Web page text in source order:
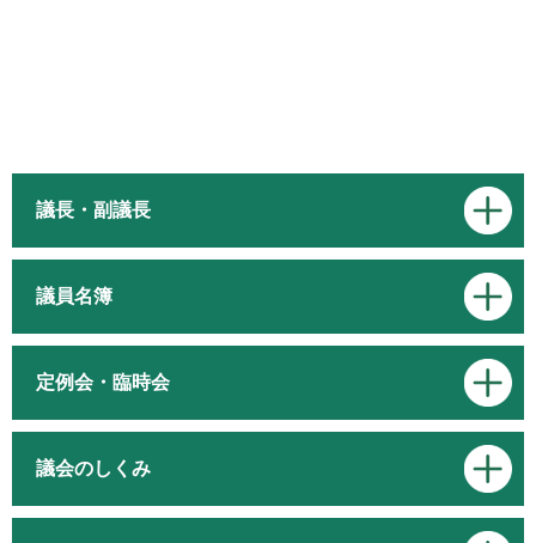
議長・副議長
議員名簿
定例会・臨時会
議会のしくみ